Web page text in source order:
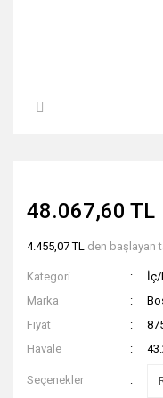
48.067,60 TL
4.455,07 TL den başlayan
Kategori
İç/
Marka
Fiyat
Havale
Seçenekler